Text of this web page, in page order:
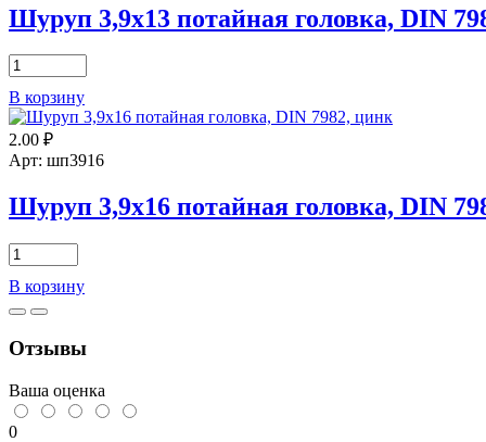
7982,
цинк
Шуруп 3,9х13 потайная головка, DIN
Количество
товара
Шуруп
3,9х13
потайная
головка,
7982,
цинк
В корзину
2.00 ₽
Арт: шп3916
Шуруп 3,9х16 потайная головка, DIN
Количество
товара
Шуруп
3,9х16
головка,
7982,
цинк
В корзину
Отзывы
Ваша оценка
0